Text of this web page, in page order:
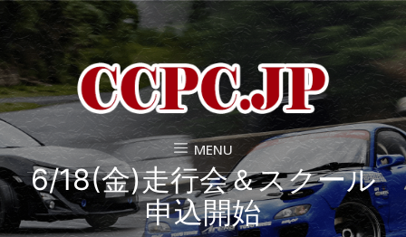
MENU
6/18(金)走行会＆スクール
申込開始